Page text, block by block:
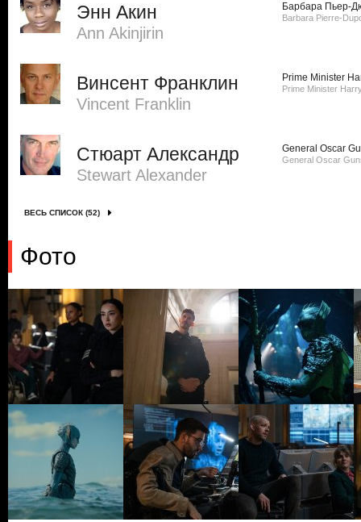
Энн Акин
Ann Akinjirin
Барбара Пьер-
Barbara Pierre-
Винсент Франклин
Vincent Franklin
Prime Minister
Prime Minister
Стюарт Александр
Stewart Alexander
General Oscar
General Oscar
ВЕСЬ СПИСОК (52)
Фото